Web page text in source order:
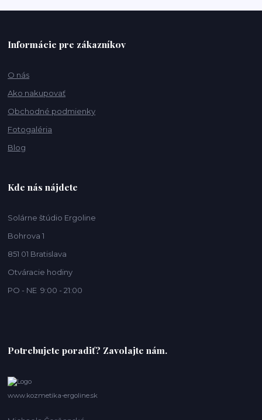
Informácie pre zákazníkov
O nás
Ako nakupovať
Obchodné podmienky
Fotogaléria
Blog
Kde nás nájdete
Solárne štúdio Ergoline
Bohrova 1
851 01 Bratislava
Otváracie hodiny
PO - NE 9:00 - 21:00
Potrebujete poradiť? Zavolajte nám.
www.kozmetika-ergoline.sk